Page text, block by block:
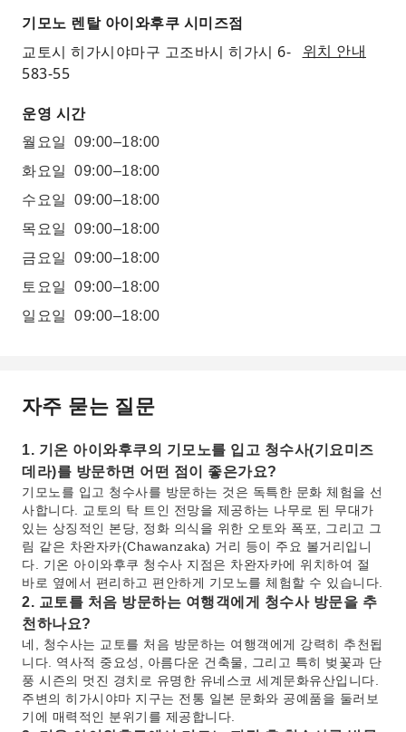
기모노 렌탈 아이와후쿠 시미즈점
교토시 히가시야마구 고조바시 히가시 6-
583-55
위치 안내
운영 시간
월요일
09:00–18:00
화요일
09:00–18:00
수요일
09:00–18:00
목요일
09:00–18:00
금요일
09:00–18:00
토요일
09:00–18:00
일요일
09:00–18:00
자주 묻는 질문
1. 기온 아이와후쿠의 기모노를 입고 청수사(기요미즈
데라)를 방문하면 어떤 점이 좋은가요?
기모노를 입고 청수사를 방문하는 것은 독특한 문화 체험을 선
사합니다. 교토의 탁 트인 전망을 제공하는 나무로 된 무대가
있는 상징적인 본당, 정화 의식을 위한 오토와 폭포, 그리고 그
림 같은 차완자카(Chawanzaka) 거리 등이 주요 볼거리입니
다. 기온 아이와후쿠 청수사 지점은 차완자카에 위치하여 절
바로 옆에서 편리하고 편안하게 기모노를 체험할 수 있습니다.
2. 교토를 처음 방문하는 여행객에게 청수사 방문을 추
천하나요?
네, 청수사는 교토를 처음 방문하는 여행객에게 강력히 추천됩
니다. 역사적 중요성, 아름다운 건축물, 그리고 특히 벚꽃과 단
풍 시즌의 멋진 경치로 유명한 유네스코 세계문화유산입니다.
주변의 히가시야마 지구는 전통 일본 문화와 공예품을 둘러보
기에 매력적인 분위기를 제공합니다.